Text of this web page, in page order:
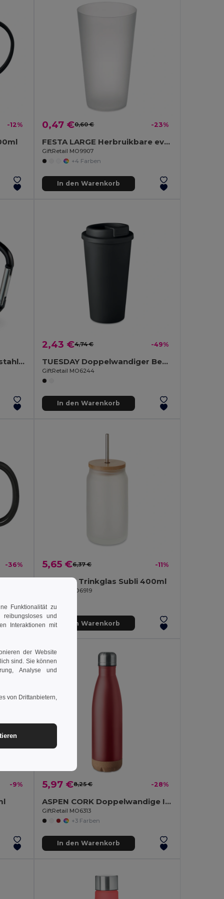
-12% 0,47 €0,60 € -23%
FESTA LARGE Herbruikbare event beker 500ml
GiftRetail MO9907
+4 Farben
In den Warenkorb
TRUMBO Becher aus Edelstahl mit Karabinerhaken als Henkel
2,43 €4,74 € -49%
TUESDAY Doppelwandiger Becher 475ml
GiftRetail MO6244
In den Warenkorb
-36% 5,65 €6,37 € -11%
JARBLIM Trinkglas Subli 400ml
GiftRetail MO6919
In den Warenkorb
-9% 5,97 €8,25 € -28%
ASPEN CORK Doppelwandige Isolierflasche
GiftRetail MO6313
+3 Farben
In den Warenkorb
Funktionalität zu
und
Interaktionen mit
der Website
sind. Sie können
Analyse und
von Drittanbietern,